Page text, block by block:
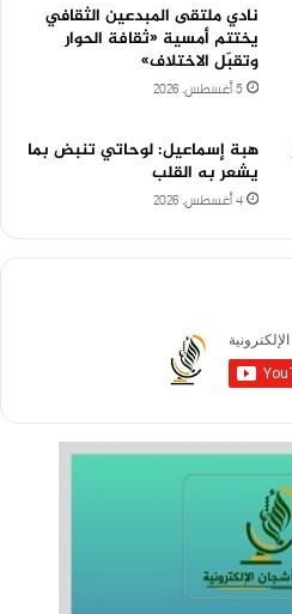
نادي ملتقى المبدعين الثقافي
يختتم أمسية «ثقافة الحوار
وتقبّل الاختلاف»
5 أغسطس، 2026
هبة إسماعيل: لوحاتي تنبض بما
يشعر به القلب
4 أغسطس، 2026